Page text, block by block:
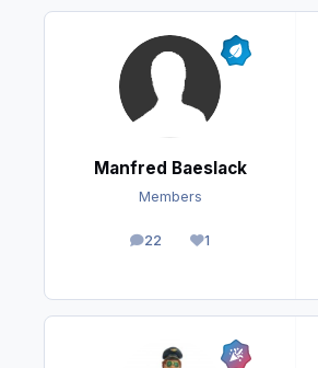
Manfred Baeslack
Members
22
posts 1
Reputation